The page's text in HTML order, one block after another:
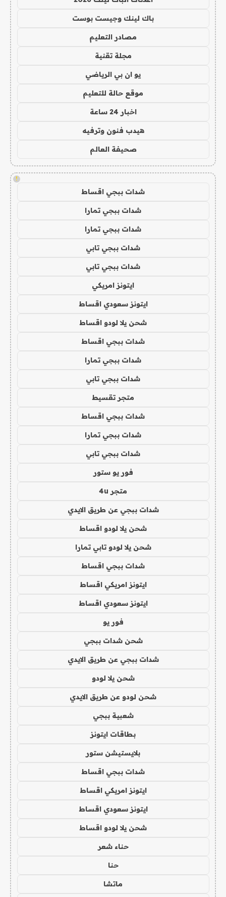
باك لينك وجيست بوست
مصادر التعليم
مجلة تقنية
يو ان بي الرياضي
موقع حالة للتعليم
اخبار 24 ساعة
هيدب فنون وترفيه
صحيفة العالم
!
شدات ببجي اقساط
شدات ببجي تمارا
شدات ببجي تمارا
شدات ببجي تابي
شدات ببجي تابي
ايتونز امريكي
ايتونز سعودي اقساط
شحن يلا لودو اقساط
شدات ببجي اقساط
شدات ببجي تمارا
شدات ببجي تابي
متجر تقسيط
شدات ببجي اقساط
شدات ببجي تمارا
شدات ببجي تابي
فور يو ستور
متجر 4u
شدات ببجي عن طريق الايدي
شحن يلا لودو اقساط
شحن يلا لودو تابي تمارا
شدات ببجي اقساط
ايتونز امريكي اقساط
ايتونز سعودي اقساط
فور يو
شحن شدات ببجي
شدات ببجي عن طريق الايدي
شحن يلا لودو
شحن لودو عن طريق الايدي
شعبية ببجي
بطاقات ايتونز
بلايستيشن ستور
شدات ببجي اقساط
ايتونز امريكي اقساط
ايتونز سعودي اقساط
شحن يلا لودو اقساط
حناء شعر
حنا
ماتشا